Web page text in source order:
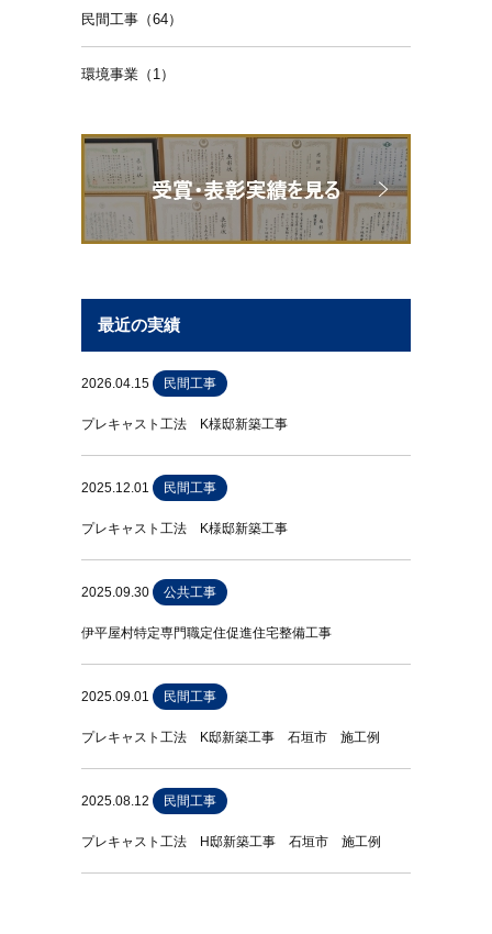
民間工事（64）
環境事業（1）
最近の実績
2026.04.15 民間工事
プレキャスト工法 K様邸新築工事
2025.12.01 民間工事
プレキャスト工法 K様邸新築工事
2025.09.30 公共工事
伊平屋村特定専門職定住促進住宅整備工事
2025.09.01 民間工事
プレキャスト工法 K邸新築工事 石垣市 施工例
2025.08.12 民間工事
プレキャスト工法 H邸新築工事 石垣市 施工例